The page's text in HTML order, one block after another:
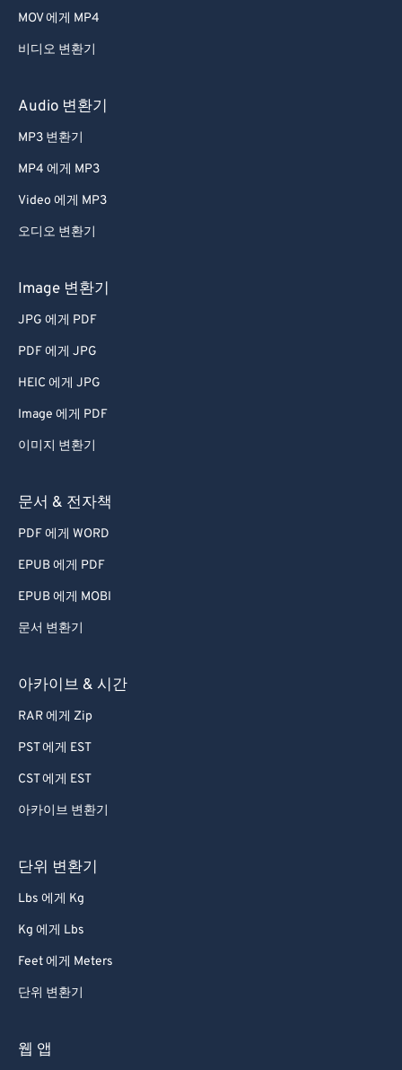
MOV 에게 MP4
비디오 변환기
Audio 변환기
MP3 변환기
MP4 에게 MP3
Video 에게 MP3
오디오 변환기
Image 변환기
JPG 에게 PDF
PDF 에게 JPG
HEIC 에게 JPG
Image 에게 PDF
이미지 변환기
문서 & 전자책
PDF 에게 WORD
EPUB 에게 PDF
EPUB 에게 MOBI
문서 변환기
아카이브 & 시간
RAR 에게 Zip
PST 에게 EST
CST 에게 EST
아카이브 변환기
단위 변환기
Lbs 에게 Kg
Kg 에게 Lbs
Feet 에게 Meters
단위 변환기
웹 앱